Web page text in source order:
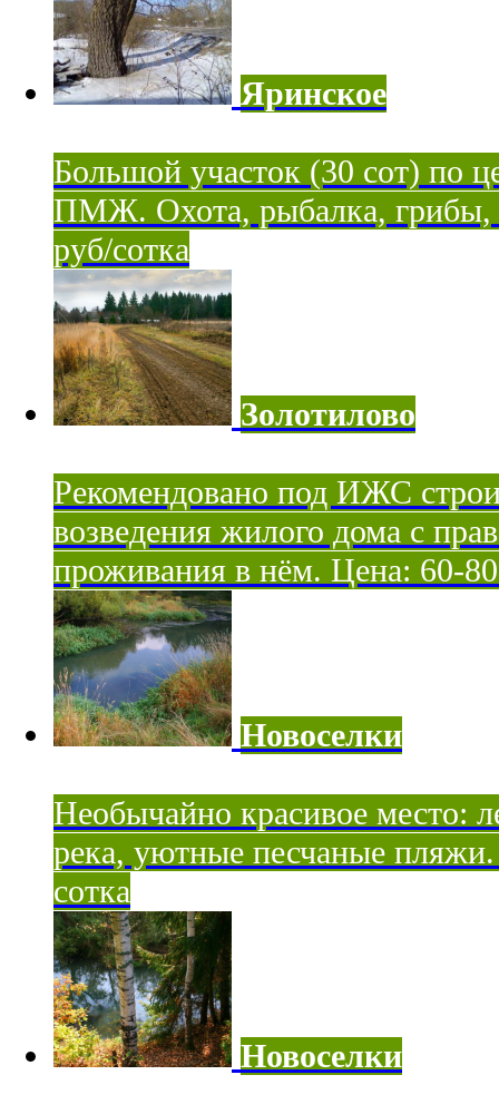
Яринское
Большой участок (30 сот) по
ПМЖ. Охота, рыбалка, грибы,
руб/сотка
Золотилово
Рекомендовано под ИЖС
возведения жилого дома с
проживания в нём. Цена: 60-80
Новоселки
Необычайно красивое место:
река, уютные песчаные
сотка
Новоселки